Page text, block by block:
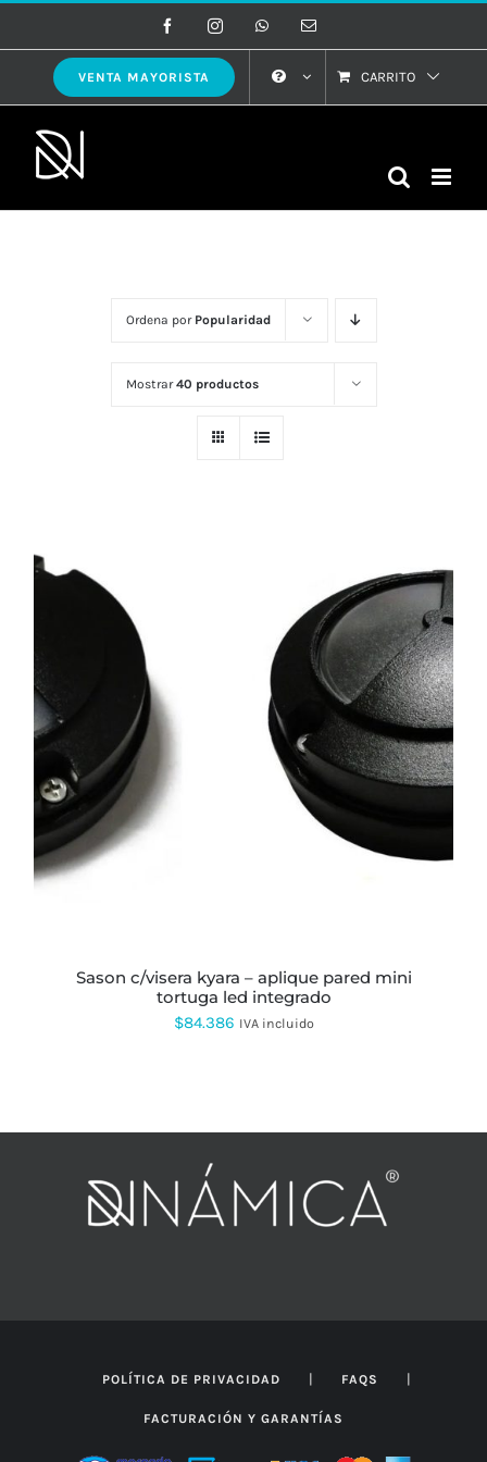
al
contenido
FacebookInstagramWhatsAppCorreo
VENTA MAYORISTA CARRITO
Ordena por Popularidad
Mostrar40 productos
sason c/visera kyara – aplique pared mini
tortuga led integrado
$84.386 IVA incluido
POLÍTICA DE PRIVACIDAD | FAQS |
FACTURACIÓN Y GARANTÍAS